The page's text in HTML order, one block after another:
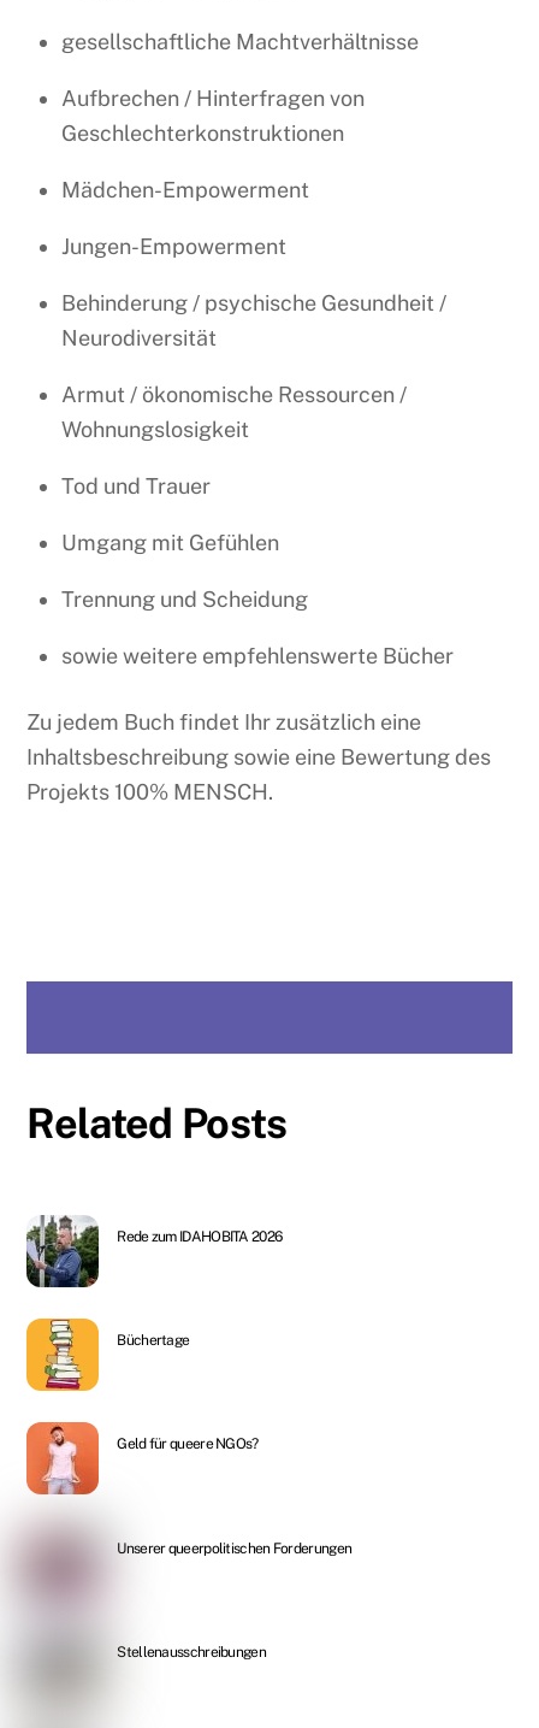
gesellschaftliche Machtverhältnisse
Aufbrechen / Hinterfragen von
Geschlechterkonstruktionen
Mädchen-Empowerment
Jungen-Empowerment
Behinderung / psychische Gesundheit /
Neurodiversität
Armut / ökonomische Ressourcen /
Wohnungslosigkeit
Tod und Trauer
Umgang mit Gefühlen
Trennung und Scheidung
sowie weitere empfehlenswerte Bücher
Zu jedem Buch findet Ihr zusätzlich eine
Inhaltsbeschreibung sowie eine Bewertung des
Projekts 100% MENSCH.
Related Posts
Rede zum IDAHOBITA 2026
Büchertage
Geld für queere NGOs?
Unserer queerpolitischen Forderungen
Stellenausschreibungen